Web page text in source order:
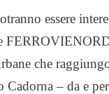
essere
che
Cadorna – da e